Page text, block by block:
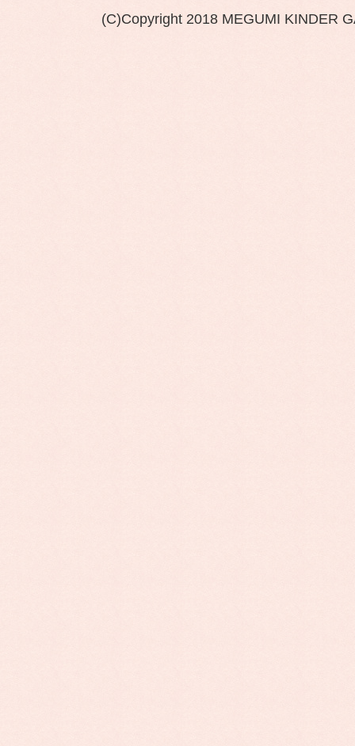
(C)Copyright 2018 MEGUMI KINDER